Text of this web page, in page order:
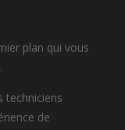
plan qui vous
techniciens
de